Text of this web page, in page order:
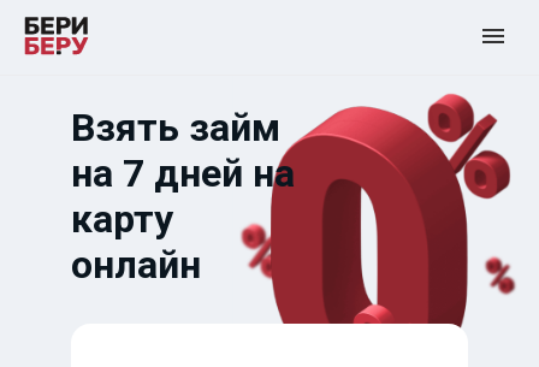
Взять займ
на 7 дней на
карту
онлайн